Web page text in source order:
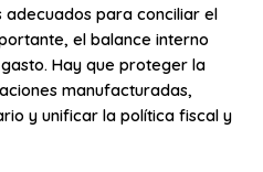
adecuados para conciliar el
el balance interno
Hay que proteger la
manufacturadas,
y unificar la política fiscal y